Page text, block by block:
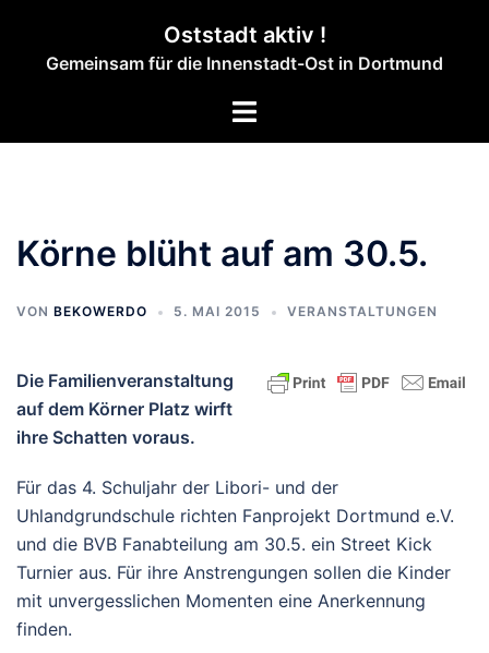
springen
Oststadt aktiv !
Gemeinsam für die Innenstadt-Ost in Dortmund
Menü
Körne blüht auf am 30.5.
VON BEKOWERDO 5. MAI 2015 VERANSTALTUNGEN
Die Familienveranstaltung
auf dem Körner Platz wirft
ihre Schatten voraus.
Für das 4. Schuljahr der Libori- und der
Uhlandgrundschule richten Fanprojekt Dortmund e.V.
und die BVB Fanabteilung am 30.5. ein Street Kick
Turnier aus. Für ihre Anstrengungen sollen die Kinder
mit unvergesslichen Momenten eine Anerkennung
finden.